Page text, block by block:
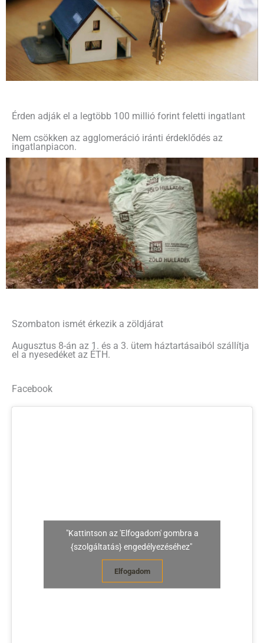
Érden adják el a legtöbb 100 millió forint feletti ingatlant
Nem csökken az agglomeráció iránti érdeklődés az
ingatlanpiacon.
Szombaton ismét érkezik a zöldjárat
Augusztus 8-án az 1. és a 3. ütem háztartásaiból szállítja
el a nyesedéket az ÉTH.
Facebook
"Kattintson az 'Elfogadom' gombra a
{szolgáltatás} engedélyezéséhez"
Elfogadom